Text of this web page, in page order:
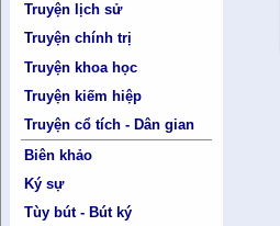
Truyện lịch sử
Truyện chính trị
Truyện khoa học
Truyện kiếm hiệp
Truyện cổ tích - Dân gian
Biên khảo
Ký sự
Tùy bút - Bút ký